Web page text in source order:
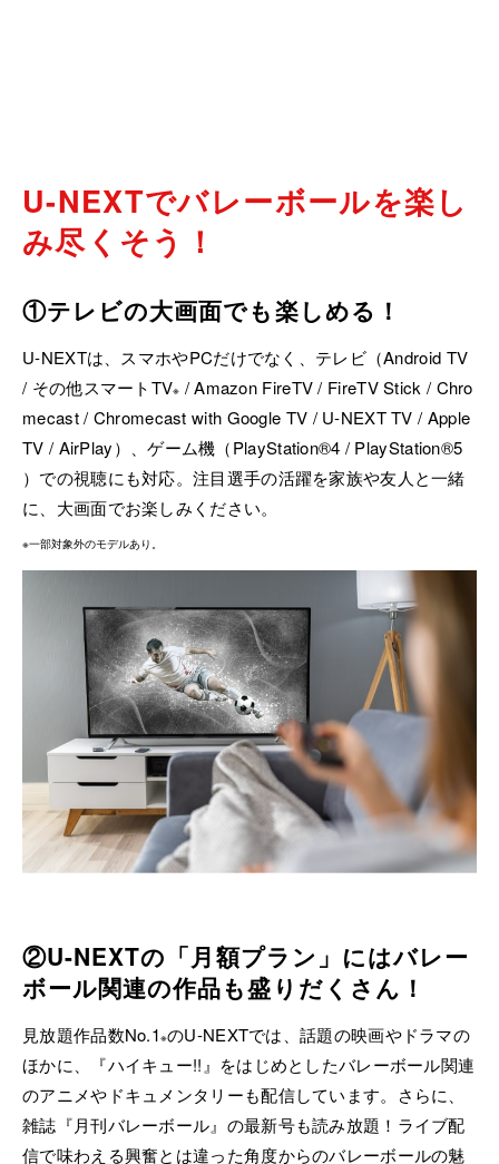
U-NEXTでバレーボールを楽し
み尽くそう！
①テレビの大画面でも楽しめる！
U-NEXTは、スマホやPCだけでなく、テレビ（Android TV
/ その他スマートTV※ / Amazon FireTV / FireTV Stick / Chro
mecast / Chromecast with Google TV / U-NEXT TV / Apple
TV / AirPlay）、ゲーム機（PlayStation®4 / PlayStation®5
）での視聴にも対応。注目選手の活躍を家族や友人と一緒
に、大画面でお楽しみください。
※一部対象外のモデルあり。
②U-NEXTの「月額プラン」にはバレー
ボール関連の作品も盛りだくさん！
見放題作品数No.1※のU-NEXTでは、話題の映画やドラマの
ほかに、『ハイキュー!!』をはじめとしたバレーボール関連
のアニメやドキュメンタリーも配信しています。さらに、
雑誌『月刊バレーボール』の最新号も読み放題！ライブ配
信で味わえる興奮とは違った角度からのバレーボールの魅